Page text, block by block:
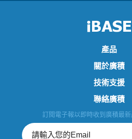
產品
關於廣積
技術支援
聯絡廣積
訂閱電子報以即時收到廣積最